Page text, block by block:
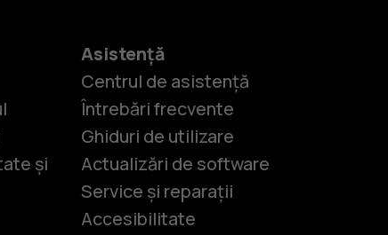
și
Asistență
Centrul de asistență
Întrebări frecvente
Ghiduri de utilizare
Actualizări de software
Service și reparații
Accesibilitate